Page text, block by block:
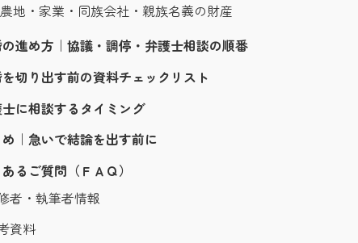
地・家業・同族会社・親族名義の財産
進め方｜協議・調停・弁護士相談の順番
切り出す前の資料チェックリスト
に相談するタイミング
｜急いで結論を出す前に
るご質問（ＦＡＱ）
者・執筆者情報
資料